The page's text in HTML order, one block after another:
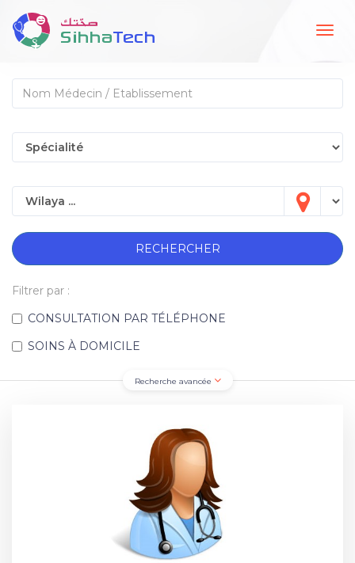
RECHERCHER
Filtrer par :
CONSULTATION PAR TÉLÉPHONE
SOINS À DOMICILE
Recherche avancée